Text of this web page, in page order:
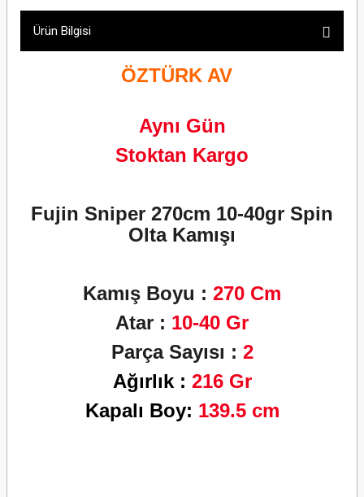
Ürün Bilgisi
ÖZTÜRK AV
Aynı Gün
Stoktan Kargo
Fujin Sniper 270cm 10-40gr Spin
Olta Kamışı
Kamış Boyu : 270 Cm
Atar : 10-40 Gr
Parça Sayısı : 2
Ağırlık : 216Gr
Kapalı Boy: 139.5 cm